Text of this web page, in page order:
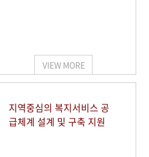
VIEW MORE
지역중심의 복지서비스 공
급체계 설계 및 구축 지원